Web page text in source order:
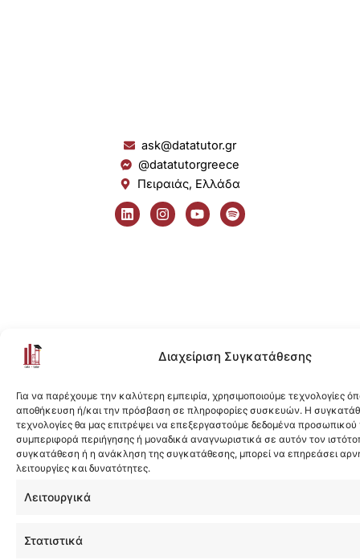
Διαχείριση Συγκατάθεσης
Για να παρέχουμε την καλύτερη εμπειρία, χρησιμοποιούμε τεχνολογίες
αποθήκευση ή/και την πρόσβαση σε πληροφορίες συσκευών. Η
τεχνολογίες θα μας επιτρέψει να επεξεργαστούμε δεδομένα
συμπεριφορά περιήγησης ή μοναδικά αναγνωριστικά σε αυτόν τον
συγκατάθεση ή η ανάκληση της συγκατάθεσης, μπορεί να επηρεάσει
λειτουργίες και δυνατότητες.
Λειτουργικά
Στατιστικά
ask@datatutor.gr
@datatutorgreece
Πειραιάς, Ελλάδα
L
i
n
I
n
s
Y
o
u
S
p
o